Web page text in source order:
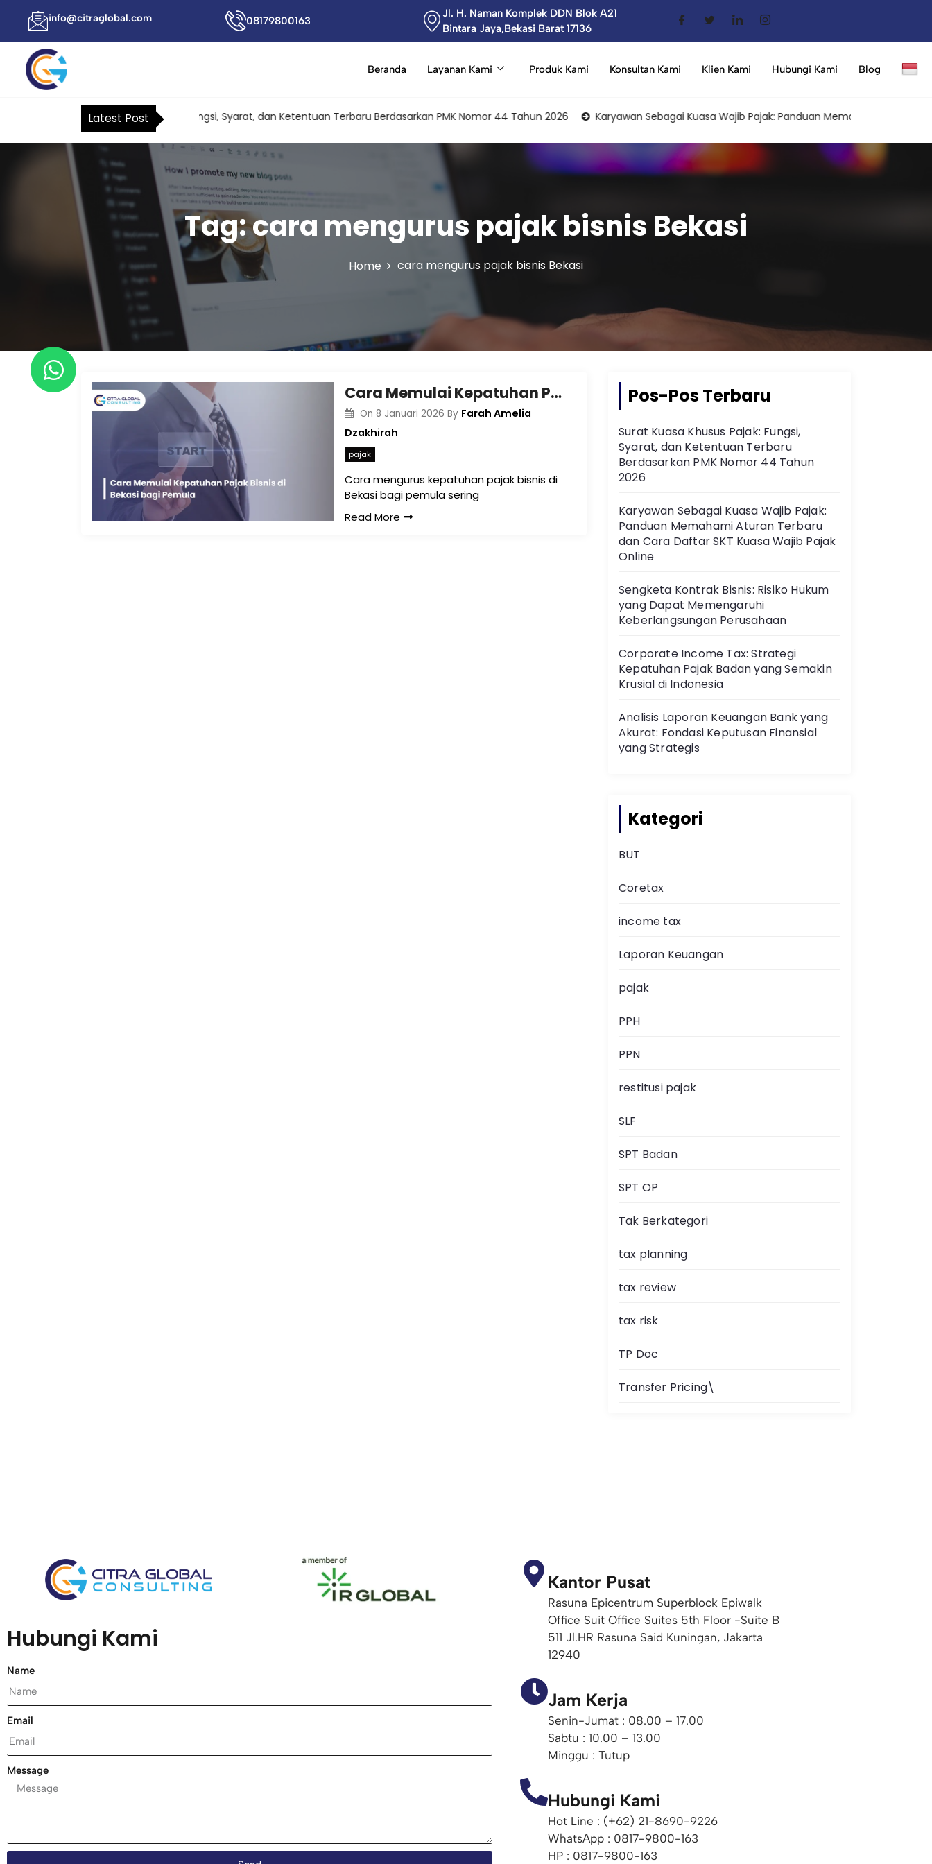
info@citraglobal.com 08179800163
Jl. H. Naman Komplek DDN Blok A21
Bintara Jaya,Bekasi Barat 17136
Beranda Layanan Kami Produk Kami Konsultan Kami Klien Kami Hubungi Kami Blog
Latest Post
Surat Kuasa Khusus Pajak: Fungsi, Syarat, dan Ketentuan Terbaru Berdasarkan PMK Nomor 44 Tahun 2026 Karyawan Sebagai Kuasa Wajib Pajak: Panduan Memahami Aturan Terbaru
Tag:cara mengurus pajak bisnis Bekasi
Home cara mengurus pajak bisnis Bekasi
Cara Memulai Kepatuhan Pajak Bisnis di Bekasi bagi Pemula
On 8 Januari 2026 By Farah Amelia
Dzakhirah
pajak
Cara mengurus kepatuhan pajak bisnis di
Bekasi bagi pemula sering
Read More
Pos-Pos Terbaru
Surat Kuasa Khusus Pajak: Fungsi,
Syarat, dan Ketentuan Terbaru
Berdasarkan PMK Nomor 44 Tahun
2026
Karyawan Sebagai Kuasa Wajib Pajak:
Panduan Memahami Aturan Terbaru
dan Cara Daftar SKT Kuasa Wajib Pajak
Online
Sengketa Kontrak Bisnis: Risiko Hukum
yang Dapat Memengaruhi
Keberlangsungan Perusahaan
Corporate Income Tax: Strategi
Kepatuhan Pajak Badan yang Semakin
Krusial di Indonesia
Analisis Laporan Keuangan Bank yang
Akurat: Fondasi Keputusan Finansial
yang Strategis
Kategori
BUT
Coretax
income tax
Laporan Keuangan
pajak
PPH
PPN
restitusi pajak
SLF
SPT Badan
SPT OP
Tak Berkategori
tax planning
tax review
tax risk
TP Doc
Transfer Pricing\
Hubungi Kami
Name
Email
Message
Kantor Pusat
Rasuna Epicentrum Superblock Epiwalk
Office Suit Office Suites 5th Floor -Suite B
511 Jl.HR Rasuna Said Kuningan, Jakarta
12940
Jam Kerja
Senin-Jumat : 08.00 – 17.00
Sabtu : 10.00 – 13.00
Minggu : Tutup
Hubungi Kami
Hot Line : (+62) 21-8690-9226​
WhatsApp : 0817-9800-163
HP : 0817-9800-163